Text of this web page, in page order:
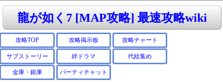
龍が如く7 [MAP攻略] 最速攻略wiki
攻略TOP 攻略掲示板 攻略チャート
サブストーリー 絆ドラマ 代紋集め
金庫・銀庫 パーティチャット